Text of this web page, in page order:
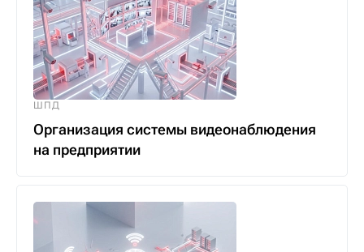
ШПД
Организация системы видеонаблюдения
на предприятии